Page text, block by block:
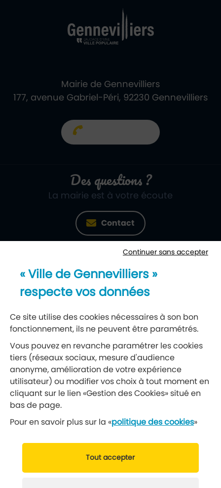
Mairie de Gennevilliers
177, avenue Gabriel-Péri, 92230 Gennevilliers
Des questions ?
La mairie est à votre écoute
Contact
Newsletter
Réseaux sociaux
Suivez-nous
Retrouvez nous sur Facebook
Mentions légales Données personnelles
Continuer sans accepter
« Ville de Gennevilliers »
respecte vos données
Ce site utilise des cookies nécessaires à son bon
fonctionnement, ils ne peuvent être paramétrés.
Vous pouvez en revanche paramétrer les cookies
tiers (réseaux sociaux, mesure d'audience
anonyme, amélioration de votre expérience
utilisateur) ou modifier vos choix à tout moment en
cliquant sur le lien «Gestion des Cookies» situé en
bas de page.
Pour en savoir plus sur la «politique des cookies»
Tout accepter